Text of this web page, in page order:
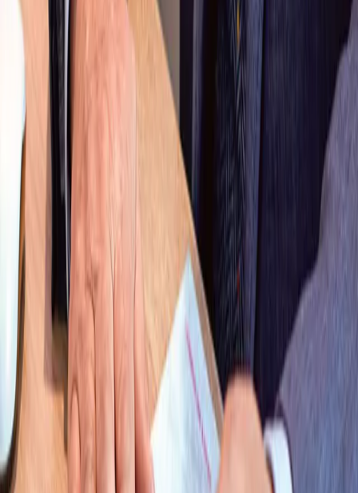
Overená spolupráca
Pridajte sa k sieti 75 predajní a využite rokmi overené franchising
partnerstvo so silnou Telekom podporou.
Podnikajte pod silnou značkou
Sme líder v telekomunikáciách a partnerstvo s nami sa oplatí.
Prevádzkujte Telekom predajňu kdekoľvek na Slovensku s podporou
značky a silným zázemím.
Prečo podnikať s Telekomom
Podnikajte s lídrom na trhu. Telekom vám ako silná značka ponúka
podporu a zázemie pri vedení jednej či viacerých pobočiek.
Spolupráca krok za krokom
Ako franchise partner vediete pobočku Telekom, rozvíjate predaj,
zákaznícku skúsenosť aj vlastný potenciál v spolupráci s nami.
Vaše investície v praxi
Vstúpte do stabilného biznisu. Veďte jednu či viac predajní Telekom,
kde zákazníci vybavia všetko na jednom mieste.